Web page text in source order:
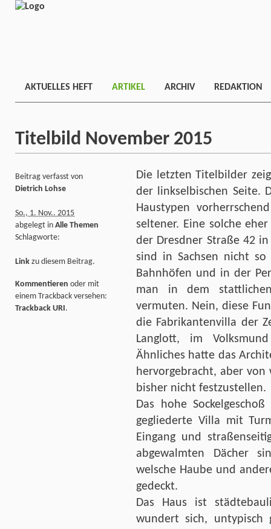
AKTUELLES HEFT ARTIKEL ARCHIV REDAKTION
Titelbild November 2015
Die letzten Titelbilder
der linkselbischen Seite.
Haustypen
seltener. Eine solche
der Dresdner Straße 42
sind in Sachsen nicht
Bahnhöfen und in der
man in dem
vermuten. Nein, diese
die Fabrikantenvilla der
Langlott, im
Ähnliches hatte das
hervorgebracht, aber
bisher nicht festzustellen.
Das hohe
gegliederte Villa mit
Eingang und
abgewalmten Dächer
welsche Haube und
gedeckt.
Das Haus ist
wundert sich, untypisch
Beitrag verfasst von
Dietrich Lohse
So., 1. Nov.. 2015
abgelegt in Alle Themen
Schlagworte:
Link zu diesem Beitrag.
Kommentieren oder mit
einem Trackback versehen:
Trackback URI.